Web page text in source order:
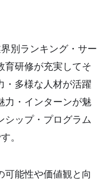
別ランキング・サー
育研修が充実してそ
・多様な人材が活躍
力・インターンが魅
シップ・プログラム
。
可能性や価値観と向